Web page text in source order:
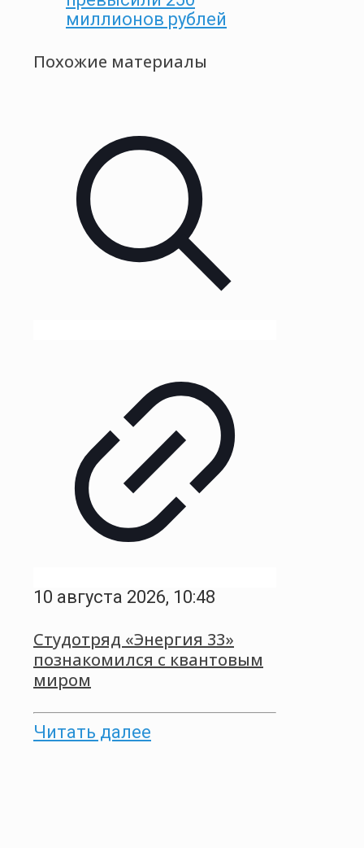
миллионов рублей
Похожие материалы
10 августа 2026, 10:48
Студотряд «Энергия 33»
познакомился с квантовым
миром
Читать далее